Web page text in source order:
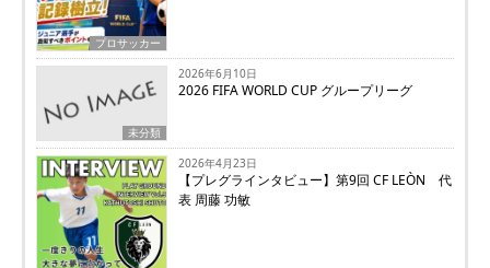
プロサッカー
未分類
2026年6月10日
2026 FIFA WORLD CUP グループリーグ
2026年4月23日
【プレグラインタビュー】第9回 CF LEÒN 代
表 周藤 功敏